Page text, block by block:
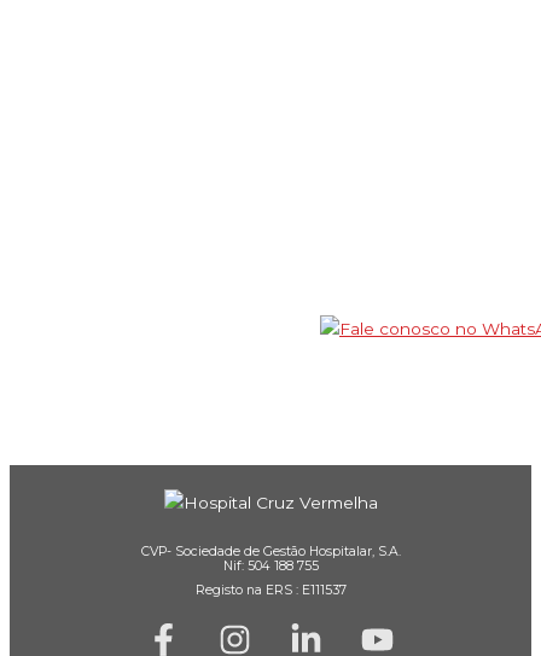
CVP- Sociedade de Gestão Hospitalar, S.A.
Nif: 504 188 755
Registo na ERS : E111537